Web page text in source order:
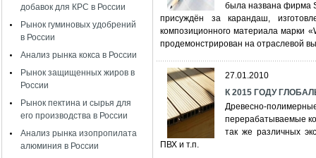
добавок для КРС в России
Рынок гуминовых удобрений
в России
Анализ рынка кокса в России
Рынок защищенных жиров в
России
Рынок пектина и сырья для
его производства в России
Анализ рынка изопропилата
алюминия в России
была названа фирма
присуждён за карандаш,
композиционного материала марки
продемонстрирован на отраслевой
27.01.2010
К 2015 ГОДУ
Древесно-
перерабатываемые
так же различных
ПВХ и т.п.